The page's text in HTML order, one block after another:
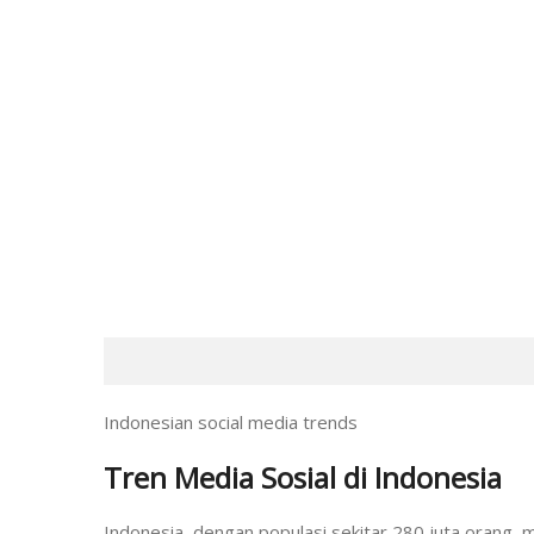
Indonesian social media trends
Tren Media Sosial di Indonesia